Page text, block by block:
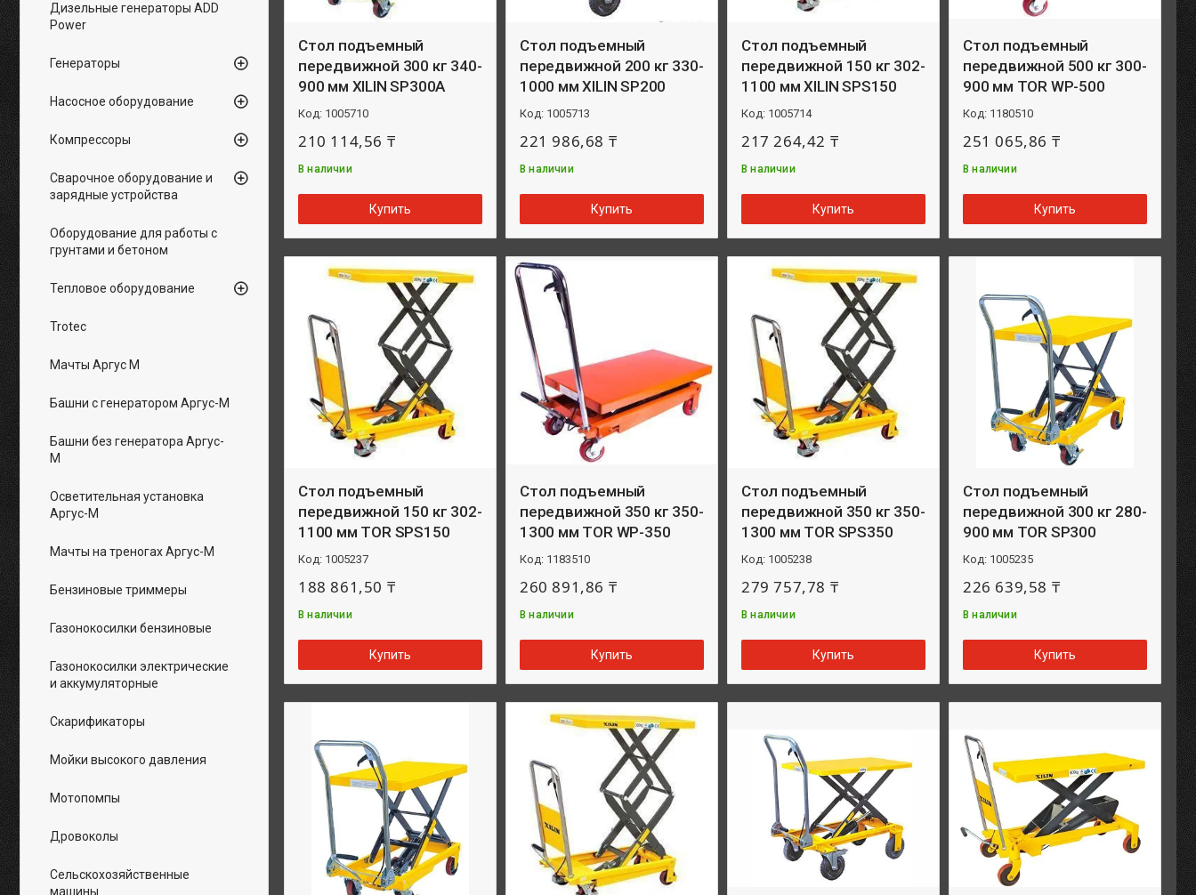
Стол подъемный
передвижной 300 кг 340-
900 мм XILIN SP300А
1005710
210 114,56 ₸
В наличии
Купить
Стол подъемный
передвижной 200 кг 330-
1000 мм XILIN SP200
1005713
221 986,68 ₸
В наличии
Купить
Стол подъемный
передвижной 150 кг 302-
1100 мм XILIN SPS150
1005714
217 264,42 ₸
В наличии
Купить
Стол подъемный
передвижной 500 кг 300-
900 мм TOR WP-500
1180510
251 065,86 ₸
В наличии
Купить
Стол подъемный
передвижной 150 кг 302-
1100 мм TOR SPS150
1005237
188 861,50 ₸
В наличии
Купить
Стол подъемный
передвижной 350 кг 350-
1300 мм TOR WP-350
1183510
260 891,86 ₸
В наличии
Купить
Стол подъемный
передвижной 350 кг 350-
1300 мм TOR SPS350
1005238
279 757,78 ₸
В наличии
Купить
Стол подъемный
передвижной 300 кг 280-
900 мм TOR SP300
1005235
226 639,58 ₸
В наличии
Купить
Дизельные генераторы ADD
Power
Генераторы
Насосное оборудование
Компрессоры
Сварочное оборудование и
зарядные устройства
Оборудование для работы с
грунтами и бетоном
Тепловое оборудование
Trotec
Мачты Аргус М
Башни с генератором Аргус-М
Башни без генератора Аргус-
М
Осветительная установка
Аргус-М
Мачты на треногах Аргус-М
Бензиновые триммеры
Газонокосилки бензиновые
Газонокосилки электрические
и аккумуляторные
Скарификаторы
Мойки высокого давления
Мотопомпы
Дровоколы
Сельскохозяйственные
машины